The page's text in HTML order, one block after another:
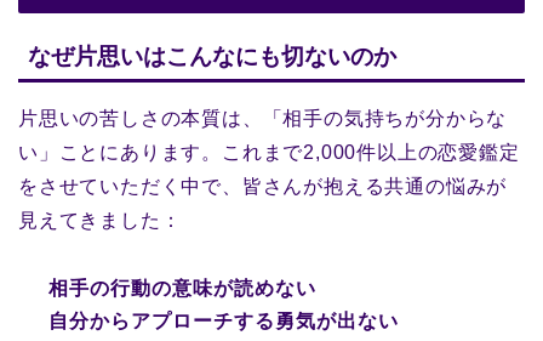
なぜ片思いはこんなにも切ないのか
片思いの苦しさの本質は、「相手の気持ちが分からな
い」ことにあります。これまで2,000件以上の恋愛鑑定
をさせていただく中で、皆さんが抱える共通の悩みが
見えてきました：
相手の行動の意味が読めない
自分からアプローチする勇気が出ない